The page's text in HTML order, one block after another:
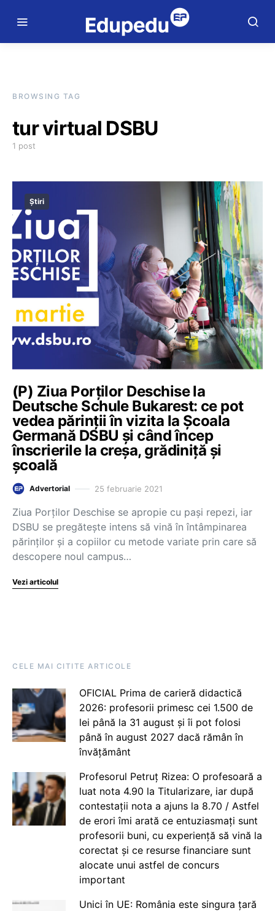
BROWSING TAG
tur virtual DSBU
1 post
Știri
(P) Ziua Porților Deschise la
Deutsche Schule Bukarest: ce pot
vedea părinții în vizita la Școala
Germană DSBU și când încep
înscrierile la creșa, grădiniță și
școală
Advertorial 25 februarie 2021
Ziua Porților Deschise se apropie cu pași repezi, iar
DSBU se pregătește intens să vină în întâmpinarea
părinților și a copiilor cu metode variate prin care să
descopere noul campus…
Vezi articolul
CELE MAI CITITE ARTICOLE
OFICIAL Prima de carieră didactică
2026: profesorii primesc cei 1.500 de
lei până la 31 august și îi pot folosi
până în august 2027 dacă rămân în
învățământ
Profesorul Petruț Rizea: O profesoară a
luat nota 4.90 la Titularizare, iar după
contestații nota a ajuns la 8.70 / Astfel
de erori îmi arată ce entuziasmați sunt
profesorii buni, cu experiență să vină la
corectat și ce resurse financiare sunt
alocate unui astfel de concurs
important
Unici în UE: România este singura țară